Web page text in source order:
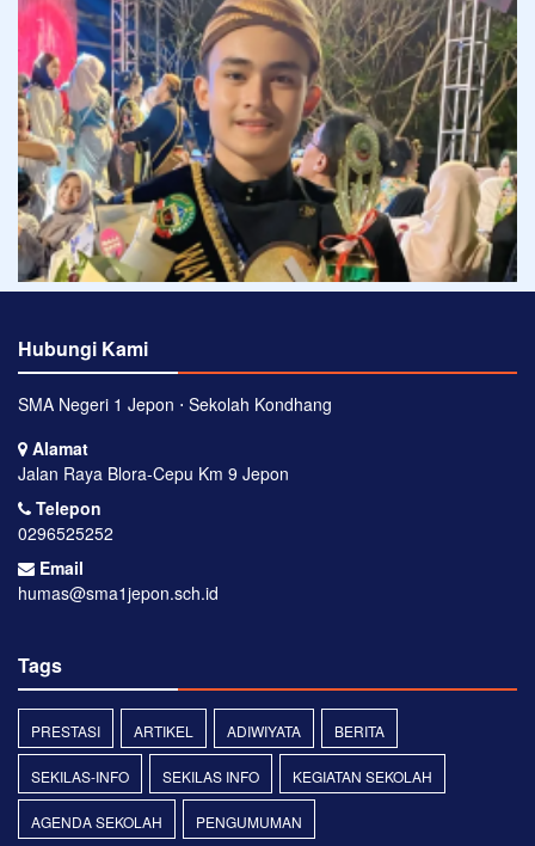
Hubungi Kami
SMA Negeri 1 Jepon ⋅ Sekolah Kondhang
Alamat
Jalan Raya Blora-Cepu Km 9 Jepon
Telepon
0296525252
Email
humas@sma1jepon.sch.id
Tags
PRESTASI ARTIKEL ADIWIYATA BERITA
SEKILAS-INFO SEKILAS INFO KEGIATAN SEKOLAH
AGENDA SEKOLAH PENGUMUMAN